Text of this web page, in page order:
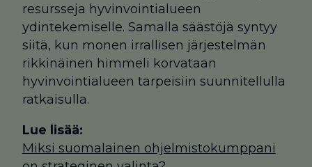
resursseja hyvinvointialueen
ydintekemiselle. Samalla säästöjä syntyy
siitä, kun monen irrallisen järjestelmän
rikkinäinen himmeli korvataan
hyvinvointialueen tarpeisiin suunnitellulla
ratkaisulla.
Lue lisää:
Miksi suomalainen ohjelmistokumppani